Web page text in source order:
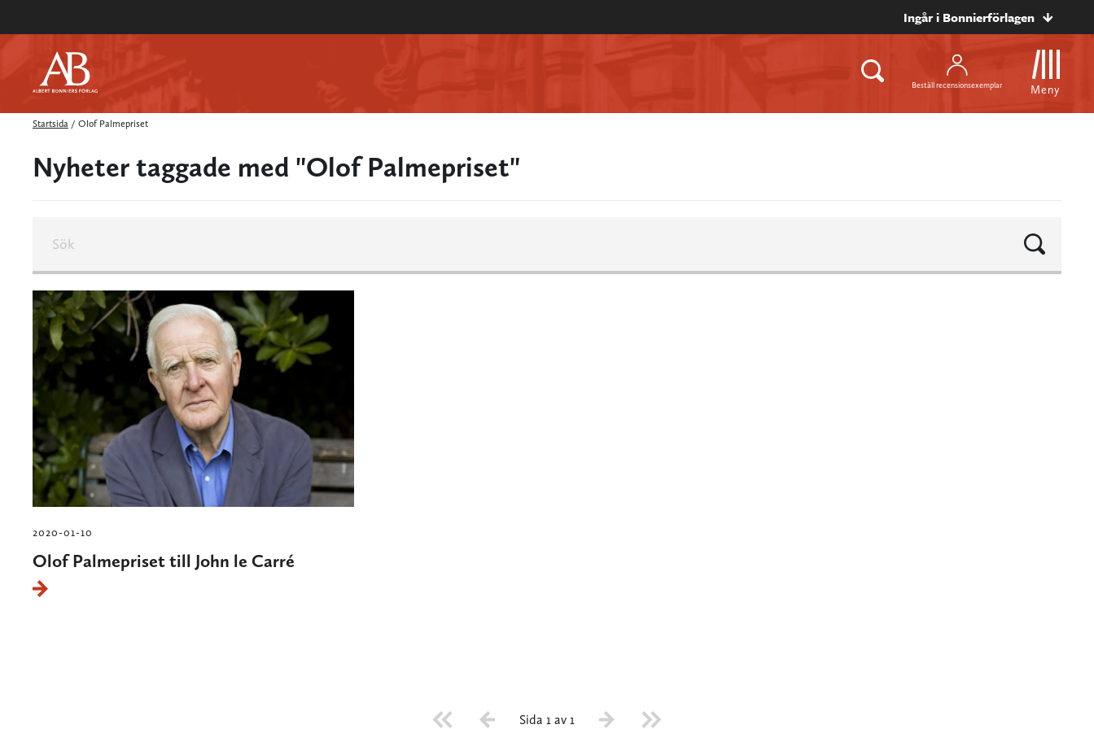
Ingår i Bonnierförlagen
Beställ recensionsexemplar Meny
Startsida / Olof Palmepriset
Nyheter taggade med "Olof Palmepriset"
2020-01-10
Olof Palmepriset till John le Carré
Sida 1 av 1